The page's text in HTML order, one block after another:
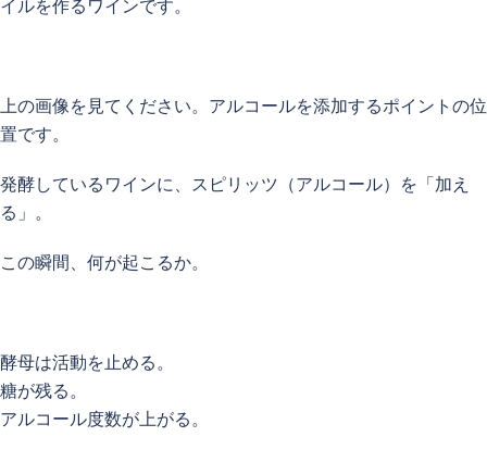
イルを作るワインです。
上の画像を見てください。アルコールを添加するポイントの位
置です。
発酵しているワインに、スピリッツ（アルコール）を「加え
る」。
この瞬間、何が起こるか。
酵母は活動を止める。
糖が残る。
アルコール度数が上がる。